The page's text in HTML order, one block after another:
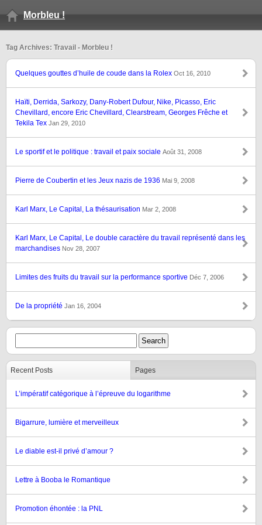
Morbleu !
Tag Archives: Travail - Morbleu !
Quelques gouttes d’huile de coude dans la Rolex Oct 16, 2010
Haïti, Derrida, Sarkozy, Dany-Robert Dufour, Nike, Picasso, Eric
Chevillard, encore Eric Chevillard, Clearstream, Georges Frêche et
Tekila Tex Jan 29, 2010
Le sportif et le politique : travail et paix sociale Août 31, 2008
Pierre de Coubertin et les Jeux nazis de 1936 Mai 9, 2008
Karl Marx, Le Capital, La thésaurisation Mar 2, 2008
Karl Marx, Le Capital, Le double caractère du travail représenté dans les
marchandises Nov 28, 2007
Limites des fruits du travail sur la performance sportive Déc 7, 2006
De la propriété Jan 16, 2004
Recent Posts Pages
L’impératif catégorique à l’épreuve du logarithme
Bigarrure, lumière et merveilleux
Le diable est-il privé d’amour ?
Lettre à Booba le Romantique
Promotion éhontée : la PNL